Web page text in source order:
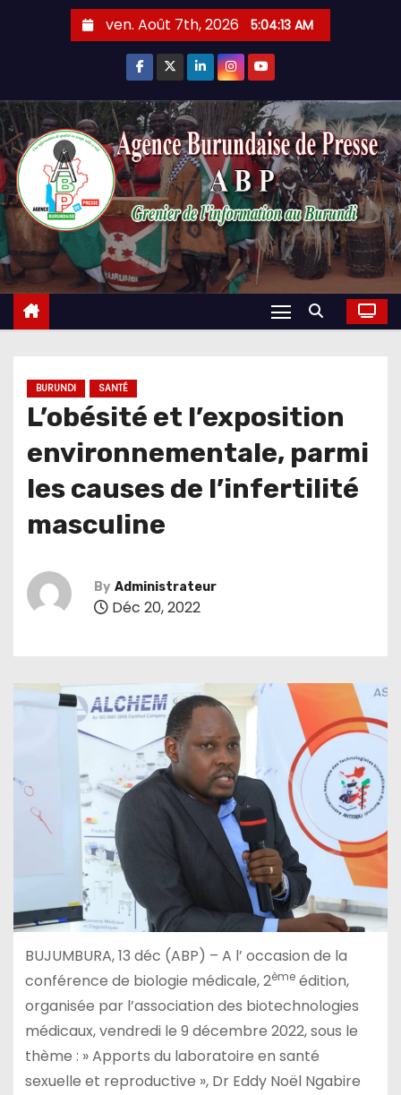
ven. Août 7th, 2026 5:04:14 AM
BURUNDI SANTÉ
L’obésité et l’exposition
environnementale, parmi
les causes de l’infertilité
masculine
By Administrateur
Déc 20, 2022
BUJUMBURA, 13 déc (ABP) – A l’ occasion de la
conférence de biologie médicale, 2èmeédition,
organisée par l’association des biotechnologies
médicaux, vendredi le 9 décembre 2022, sous le
thème : » Apports du laboratoire en santé
sexuelle et reproductive », Dr Eddy Noël Ngabire